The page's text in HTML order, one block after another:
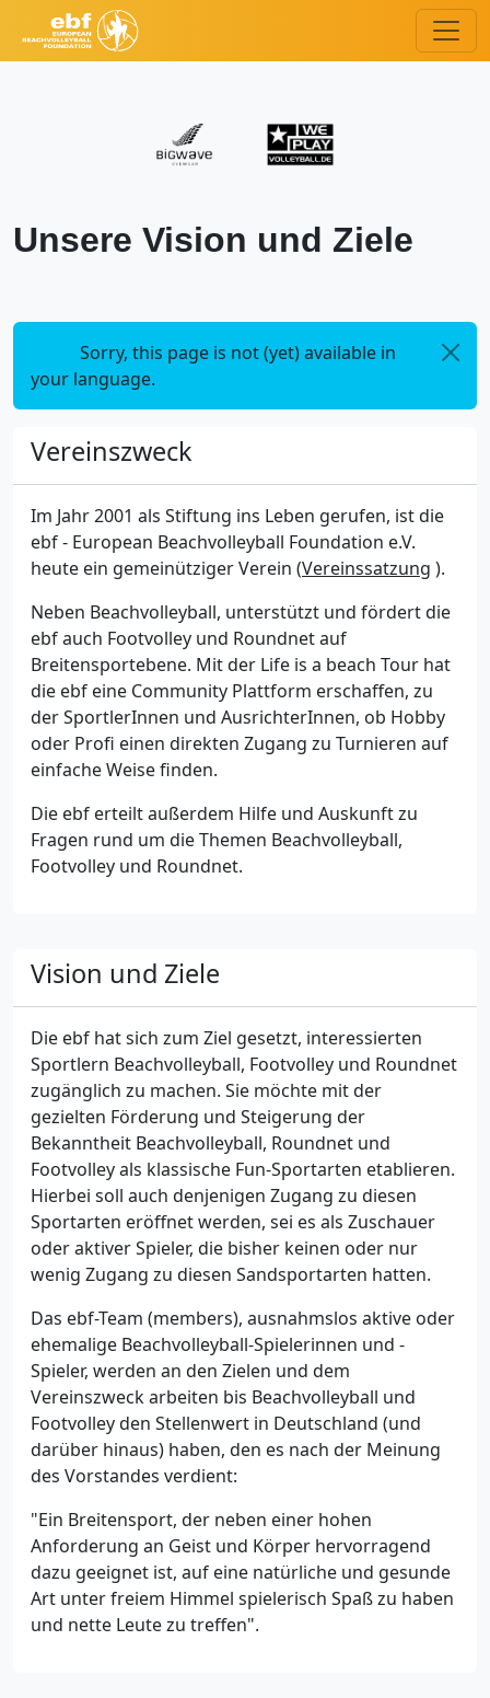
Unsere Vision und Ziele
Sorry, this page is not (yet) available in
your language.
Vereinszweck
Im Jahr 2001 als Stiftung ins Leben gerufen, ist die
ebf - European Beachvolleyball Foundation e.V.
heute ein gemeinütziger Verein (Vereinssatzung ).
Neben Beachvolleyball, unterstützt und fördert die
ebf auch Footvolley und Roundnet auf
Breitensportebene. Mit der Life is a beach Tour hat
die ebf eine Community Plattform erschaffen, zu
der SportlerInnen und AusrichterInnen, ob Hobby
oder Profi einen direkten Zugang zu Turnieren auf
einfache Weise finden.
Die ebf erteilt außerdem Hilfe und Auskunft zu
Fragen rund um die Themen Beachvolleyball,
Footvolley und Roundnet.
Vision und Ziele
Die ebf hat sich zum Ziel gesetzt, interessierten
Sportlern Beachvolleyball, Footvolley und Roundnet
zugänglich zu machen. Sie möchte mit der
gezielten Förderung und Steigerung der
Bekanntheit Beachvolleyball, Roundnet und
Footvolley als klassische Fun-Sportarten etablieren.
Hierbei soll auch denjenigen Zugang zu diesen
Sportarten eröffnet werden, sei es als Zuschauer
oder aktiver Spieler, die bisher keinen oder nur
wenig Zugang zu diesen Sandsportarten hatten.
Das ebf-Team (members), ausnahmslos aktive oder
ehemalige Beachvolleyball-Spielerinnen und -
Spieler, werden an den Zielen und dem
Vereinszweck arbeiten bis Beachvolleyball und
Footvolley den Stellenwert in Deutschland (und
darüber hinaus) haben, den es nach der Meinung
des Vorstandes verdient:
"Ein Breitensport, der neben einer hohen
Anforderung an Geist und Körper hervorragend
dazu geeignet ist, auf eine natürliche und gesunde
Art unter freiem Himmel spielerisch Spaß zu haben
und nette Leute zu treffen".